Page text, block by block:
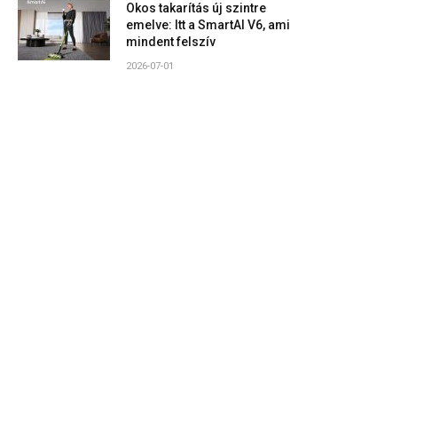
Okos takarítás új szintre
emelve: Itt a SmartAI V6, ami
mindent felszív
2026-07-01